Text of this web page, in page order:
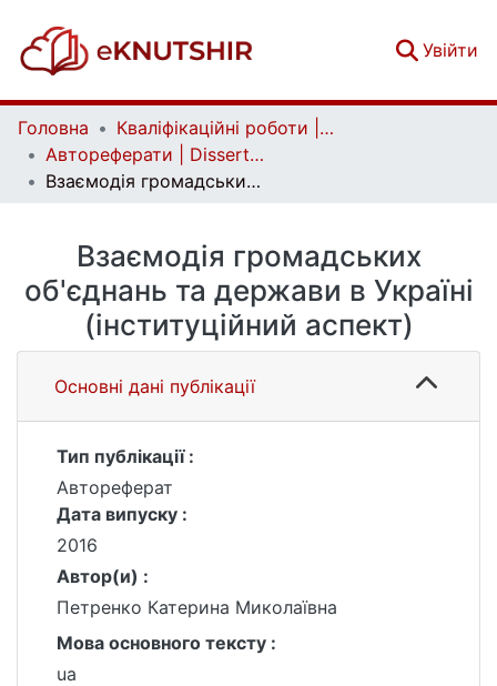
Увійти
Головна
Кваліфікаційні роботи | Qualifying works
Автореферати | Dissertation abstract
Взаємодія громадських об'єднань та держави в Україні (інституційний аспект)
Взаємодія громадських
об'єднань та держави в Україні
(інституційний аспект)
Основні дані публікації
Тип публікації :
Автореферат
Дата випуску :
2016
Автор(и) :
Петренко Катерина Миколаївна
Мова основного тексту :
ua